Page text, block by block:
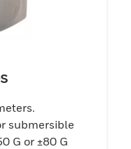
submersible
G or ±80 G